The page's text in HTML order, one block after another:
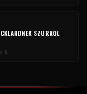
SZURKOL
5